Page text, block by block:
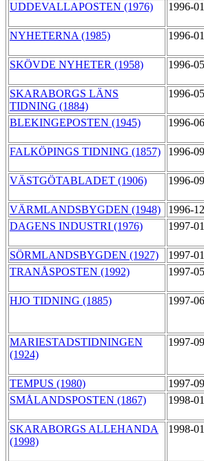
UDDEVALLAPOSTEN (1976)
1996-
NYHETERNA (1985)
1996-
SKÖVDE NYHETER (1958)
1996-
SKARABORGS LÄNS
TIDNING (1884)
1996-
BLEKINGEPOSTEN (1945)
1996-
FALKÖPINGS TIDNING (1857)
1996-
VÄSTGÖTABLADET (1906)
1996-
VÄRMLANDSBYGDEN (1948)
1996-
DAGENS INDUSTRI (1976)
1997-
SÖRMLANDSBYGDEN (1927)
1997-
TRANÅSPOSTEN (1992)
1997-
HJO TIDNING (1885)
1997-
MARIESTADSTIDNINGEN
(1924)
1997-
TEMPUS (1980)
1997-
SMÅLANDSPOSTEN (1867)
1998-
SKARABORGS ALLEHANDA
(1998)
1998-